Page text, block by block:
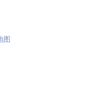
图